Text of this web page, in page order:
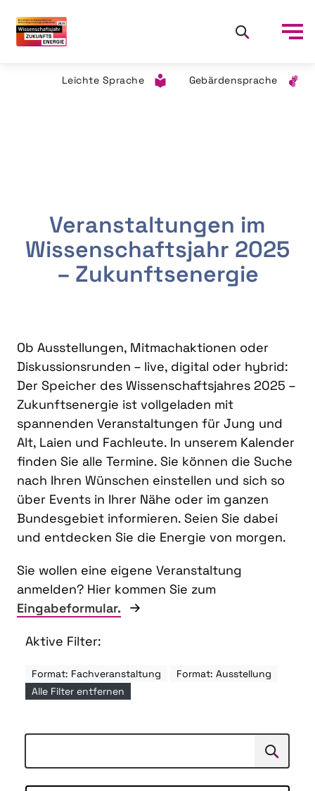
Leichte Sprache Gebärdensprache
Veranstaltungen im
Wissenschaftsjahr 2025
– Zukunftsenergie
Ob Ausstellungen, Mitmachaktionen oder
Diskussionsrunden – live, digital oder hybrid:
Der Speicher des Wissenschaftsjahres 2025 –
Zukunftsenergie ist vollgeladen mit
spannenden Veranstaltungen für Jung und
Alt, Laien und Fachleute. In unserem Kalender
finden Sie alle Termine. Sie können die Suche
nach Ihren Wünschen einstellen und sich so
über Events in Ihrer Nähe oder im ganzen
Bundesgebiet informieren. Seien Sie dabei
und entdecken Sie die Energie von morgen.
Sie wollen eine eigene Veranstaltung
anmelden? Hier kommen Sie zum
Eingabeformular.
Aktive Filter:
Format: Fachveranstaltung
Format: Ausstellung
Alle Filter entfernen
Suchen